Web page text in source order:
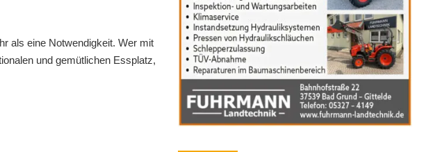
als eine Notwendigkeit. Wer mit
und gemütlichen Essplatz,